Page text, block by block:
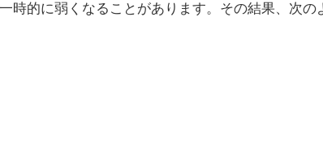
時的に弱くなることがあります。その結果、次の